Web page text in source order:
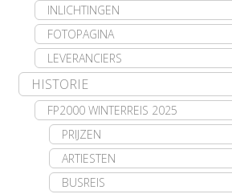
INLICHTINGEN
FOTOPAGINA
LEVERANCIERS
HISTORIE
FP2000 WINTERREIS 2025
PRIJZEN
ARTIESTEN
BUSREIS